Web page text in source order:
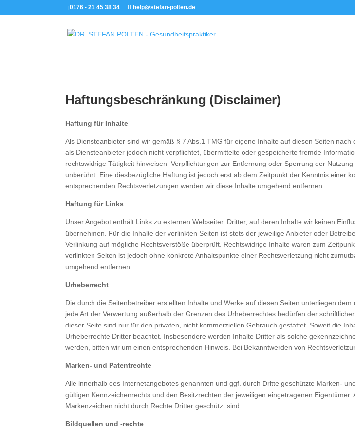
0176 - 21 45 38 34 help@stefan-polten.de
Haftungsbeschränkung (Disclaimer)
Haftung für Inhalte
Als Diensteanbieter sind wir gemäß § 7 Abs.1 TMG für eigene Inhalte auf diesen Seiten
als Diensteanbieter jedoch nicht verpflichtet, übermittelte oder gespeicherte fremde
rechtswidrige Tätigkeit hinweisen. Verpflichtungen zur Entfernung oder Sperrung der
unberührt. Eine diesbezügliche Haftung ist jedoch erst ab dem Zeitpunkt der Kenntnis einer
entsprechenden Rechtsverletzungen werden wir diese Inhalte umgehend entfernen.
Haftung für Links
Unser Angebot enthält Links zu externen Webseiten Dritter, auf deren Inhalte wir keinen
übernehmen. Für die Inhalte der verlinkten Seiten ist stets der jeweilige Anbieter oder
Verlinkung auf mögliche Rechtsverstöße überprüft. Rechtswidrige Inhalte waren zum
verlinkten Seiten ist jedoch ohne konkrete Anhaltspunkte einer Rechtsverletzung nicht
umgehend entfernen.
Urheberrecht
Die durch die Seitenbetreiber erstellten Inhalte und Werke auf diesen Seiten unterliegen
jede Art der Verwertung außerhalb der Grenzen des Urheberrechtes bedürfen der
dieser Seite sind nur für den privaten, nicht kommerziellen Gebrauch gestattet. Soweit die
Urheberrechte Dritter beachtet. Insbesondere werden Inhalte Dritter als solche
werden, bitten wir um einen entsprechenden Hinweis. Bei Bekanntwerden von
Marken- und Patentrechte
Alle innerhalb des Internetangebotes genannten und ggf. durch Dritte geschützte Marken-
gültigen Kennzeichenrechts und den Besitzrechten der jeweiligen eingetragenen
Markenzeichen nicht durch Rechte Dritter geschützt sind.
Bildquellen und -rechte